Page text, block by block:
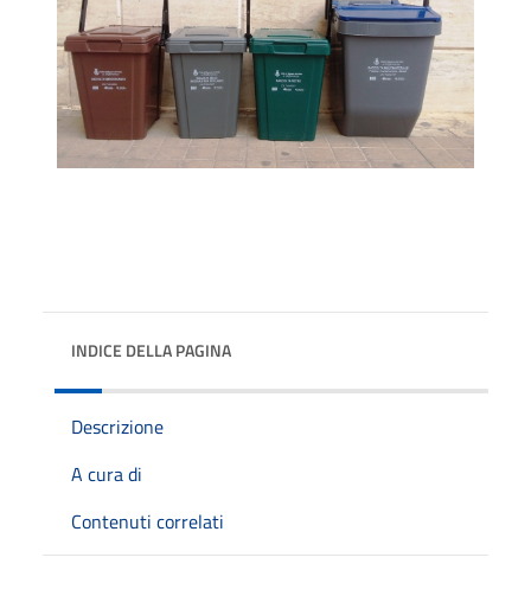
INDICE DELLA PAGINA
Descrizione
A cura di
Contenuti correlati